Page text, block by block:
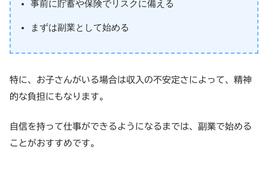
事前に貯蓄や保険でリスクに備える
まずは副業として始める
特に、お子さんがいる場合は収入の不安定さによって、精神
的な負担にもなります。
自信を持って仕事ができるようになるまでは、副業で始める
ことがおすすめです。